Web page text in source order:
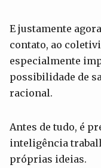
E justamente
contato, ao
especialmente
possibilidade de
racional.
Antes de tudo, é
inteligência
próprias ideias.